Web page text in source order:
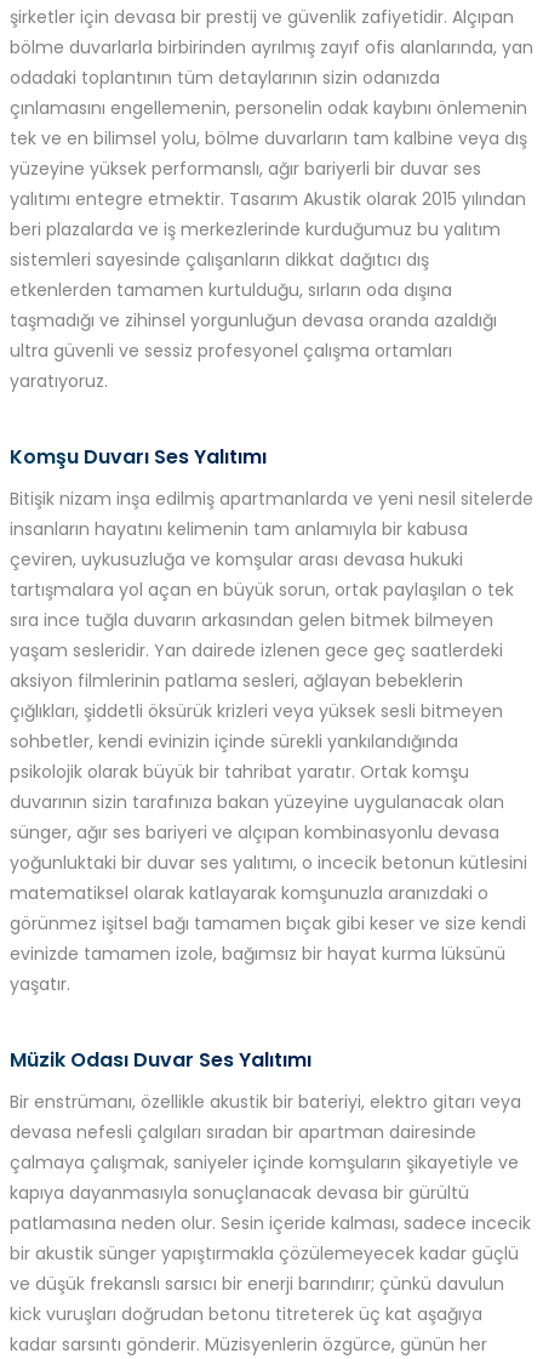
şirketler için devasa bir prestij ve güvenlik zafiyetidir. Alçıpan
bölme duvarlarla birbirinden ayrılmış zayıf ofis alanlarında, yan
odadaki toplantının tüm detaylarının sizin odanızda
çınlamasını engellemenin, personelin odak kaybını önlemenin
tek ve en bilimsel yolu, bölme duvarların tam kalbine veya dış
yüzeyine yüksek performanslı, ağır bariyerli bir duvar ses
yalıtımı entegre etmektir. Tasarım Akustik olarak 2015 yılından
beri plazalarda ve iş merkezlerinde kurduğumuz bu yalıtım
sistemleri sayesinde çalışanların dikkat dağıtıcı dış
etkenlerden tamamen kurtulduğu, sırların oda dışına
taşmadığı ve zihinsel yorgunluğun devasa oranda azaldığı
ultra güvenli ve sessiz profesyonel çalışma ortamları
yaratıyoruz.
Komşu Duvarı Ses Yalıtımı
Bitişik nizam inşa edilmiş apartmanlarda ve yeni nesil sitelerde
insanların hayatını kelimenin tam anlamıyla bir kabusa
çeviren, uykusuzluğa ve komşular arası devasa hukuki
tartışmalara yol açan en büyük sorun, ortak paylaşılan o tek
sıra ince tuğla duvarın arkasından gelen bitmek bilmeyen
yaşam sesleridir. Yan dairede izlenen gece geç saatlerdeki
aksiyon filmlerinin patlama sesleri, ağlayan bebeklerin
çığlıkları, şiddetli öksürük krizleri veya yüksek sesli bitmeyen
sohbetler, kendi evinizin içinde sürekli yankılandığında
psikolojik olarak büyük bir tahribat yaratır. Ortak komşu
duvarının sizin tarafınıza bakan yüzeyine uygulanacak olan
sünger, ağır ses bariyeri ve alçıpan kombinasyonlu devasa
yoğunluktaki bir duvar ses yalıtımı, o incecik betonun kütlesini
matematiksel olarak katlayarak komşunuzla aranızdaki o
görünmez işitsel bağı tamamen bıçak gibi keser ve size kendi
evinizde tamamen izole, bağımsız bir hayat kurma lüksünü
yaşatır.
Müzik Odası Duvar Ses Yalıtımı
Bir enstrümanı, özellikle akustik bir bateriyi, elektro gitarı veya
devasa nefesli çalgıları sıradan bir apartman dairesinde
çalmaya çalışmak, saniyeler içinde komşuların şikayetiyle ve
kapıya dayanmasıyla sonuçlanacak devasa bir gürültü
patlamasına neden olur. Sesin içeride kalması, sadece incecik
bir akustik sünger yapıştırmakla çözülemeyecek kadar güçlü
ve düşük frekanslı sarsıcı bir enerji barındırır; çünkü davulun
kick vuruşları doğrudan betonu titreterek üç kat aşağıya
kadar sarsıntı gönderir. Müzisyenlerin özgürce, günün her